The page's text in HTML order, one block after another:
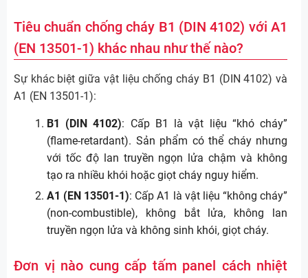
Tiêu chuẩn chống cháy B1 (DIN 4102) với A1
(EN 13501-1) khác nhau như thế nào?
Sự khác biệt giữa vật liệu chống cháy B1 (DIN 4102) và
A1 (EN 13501-1):
B1 (DIN 4102): Cấp B1 là vật liệu “khó cháy”
(flame-retardant). Sản phẩm có thể cháy nhưng
với tốc độ lan truyền ngọn lửa chậm và không
tạo ra nhiều khói hoặc giọt cháy nguy hiểm.
A1 (EN 13501-1): Cấp A1 là vật liệu “không cháy”
(non-combustible), không bắt lửa, không lan
truyền ngọn lửa và không sinh khói, giọt cháy.
Đơn vị nào cung cấp tấm panel cách nhiệt